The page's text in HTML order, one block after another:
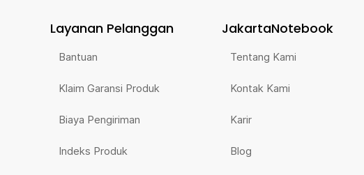
Layanan Pelanggan
Bantuan
Klaim Garansi Produk
Biaya Pengiriman
Indeks Produk
JakartaNotebook
Tentang Kami
Kontak Kami
Karir
Blog